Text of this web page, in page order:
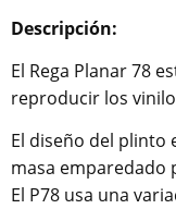
Descripción:
El Rega Planar 78
reproducir los
El diseño del plinto
masa emparedado
El P78 usa una